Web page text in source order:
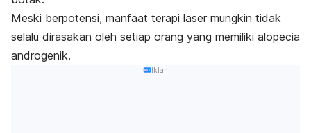
Meski berpotensi, manfaat terapi laser mungkin tidak
selalu dirasakan oleh setiap orang yang memiliki alopecia
androgenik.
Iklan